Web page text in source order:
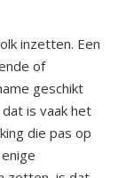
inzetten. Een
of
geschikt
is vaak het
die pas op